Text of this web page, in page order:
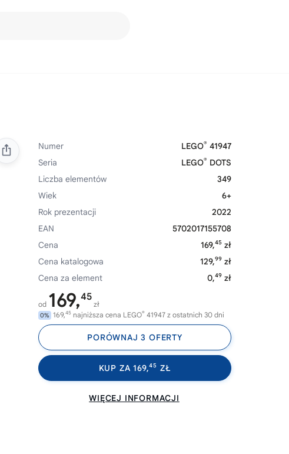
Numer LEGO® 41947
Seria
LEGO® DOTS
Liczba elementów
349
Wiek
6+
Rok prezentacji
2022
EAN
5702017155708
Cena
169,45 zł
Cena katalogowa
129,99 zł
Cena za element
0,49 zł
od 169,45
zł
0% 169,45 najniższa cena LEGO® 41947 z ostatnich 30 dni
PORÓWNAJ 3 OFERTY
KUP ZA 169,45 ZŁ
WIĘCEJ INFORMACJI